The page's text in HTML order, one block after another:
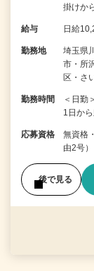
掛けか
給与 日給
勤務地
埼玉県
市・所
区・さ
勤務時間
＜日勤
1日か
応募資格
無資格
由2号）
後で見る